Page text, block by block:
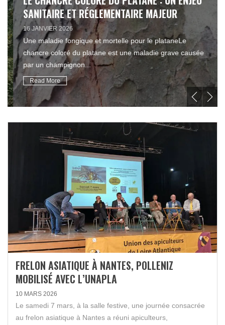
SANITAIRE ET RÉGLEMENTAIRE MAJEUR
16 JANVIER 2026
Une maladie fongique et mortelle pour le plataneLe
chancre coloré du platane est une maladie grave causée
par un champignon...
Read More
FRELON ASIATIQUE À NANTES, POLLENIZ
MOBILISÉ AVEC L’UNAPLA
10 MARS 2026
Le samedi 7 mars, à la salle festive, une journée consacrée
au frelon asiatique à Nantes a réuni apiculteurs,